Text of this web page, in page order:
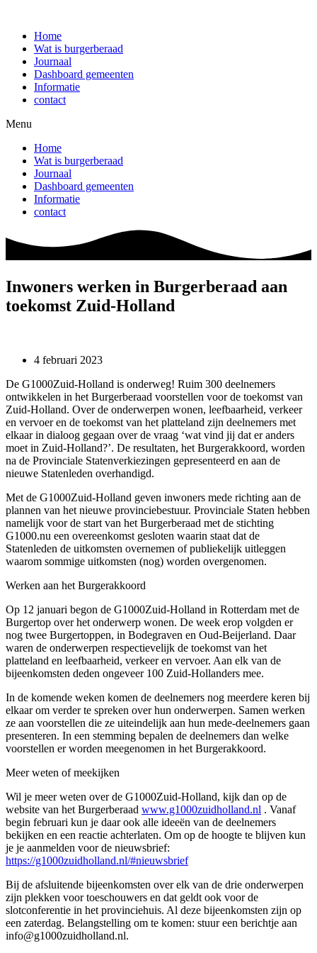
inhoud
Home
Wat is burgerberaad
Journaal
Dashboard gemeenten
Informatie
contact
Menu
Home
Wat is burgerberaad
Journaal
Dashboard gemeenten
Informatie
contact
Inwoners werken in Burgerberaad aan
toekomst Zuid-Holland
4 februari 2023
De G1000Zuid-Holland is onderweg! Ruim 300 deelnemers
ontwikkelen in het Burgerberaad voorstellen voor de toekomst van
Zuid-Holland. Over de onderwerpen wonen, leefbaarheid, verkeer
en vervoer en de toekomst van het platteland zijn deelnemers met
elkaar in dialoog gegaan over de vraag ‘wat vind jij dat er anders
moet in Zuid-Holland?’. De resultaten, het Burgerakkoord, worden
na de Provinciale Statenverkiezingen gepresenteerd en aan de
nieuwe Statenleden overhandigd.
Met de G1000Zuid-Holland geven inwoners mede richting aan de
plannen van het nieuwe provinciebestuur. Provinciale Staten hebben
namelijk voor de start van het Burgerberaad met de stichting
G1000.nu een overeenkomst gesloten waarin staat dat de
Statenleden de uitkomsten overnemen of publiekelijk uitleggen
waarom sommige uitkomsten (nog) worden overgenomen.
Werken aan het Burgerakkoord
Op 12 januari begon de G1000Zuid-Holland in Rotterdam met de
Burgertop over het onderwerp wonen. De week erop volgden er
nog twee Burgertoppen, in Bodegraven en Oud-Beijerland. Daar
waren de onderwerpen respectievelijk de toekomst van het
platteland en leefbaarheid, verkeer en vervoer. Aan elk van de
bijeenkomsten deden ongeveer 100 Zuid-Hollanders mee.
In de komende weken komen de deelnemers nog meerdere keren bij
elkaar om verder te spreken over hun onderwerpen. Samen werken
ze aan voorstellen die ze uiteindelijk aan hun mede-deelnemers gaan
presenteren. In een stemming bepalen de deelnemers dan welke
voorstellen er worden meegenomen in het Burgerakkoord.
Meer weten of meekijken
Wil je meer weten over de G1000Zuid-Holland, kijk dan op de
website van het Burgerberaad www.g1000zuidholland.nl . Vanaf
begin februari kun je daar ook alle ideeën van de deelnemers
bekijken en een reactie achterlaten. Om op de hoogte te blijven kun
je je aanmelden voor de nieuwsbrief:
https://g1000zuidholland.nl/#nieuwsbrief
Bij de afsluitende bijeenkomsten over elk van de drie onderwerpen
zijn plekken voor toeschouwers en dat geldt ook voor de
slotconferentie in het provinciehuis. Al deze bijeenkomsten zijn op
een zaterdag. Belangstelling om te komen: stuur een berichtje aan
info@g1000zuidholland.nl.